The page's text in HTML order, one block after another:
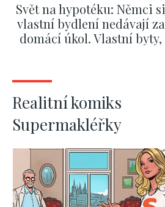
Svět na hypotéku: Němci si
vlastní bydlení nedávají za
domácí úkol. Vlastní byty,
Realitní komiks
Supermakléřky